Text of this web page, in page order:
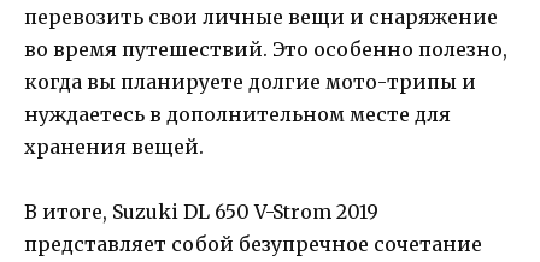
перевозить свои личные вещи и снаряжение
во время путешествий. Это особенно полезно,
когда вы планируете долгие мото-трипы и
нуждаетесь в дополнительном месте для
хранения вещей.
В итоге, Suzuki DL 650 V-Strom 2019
представляет собой безупречное сочетание